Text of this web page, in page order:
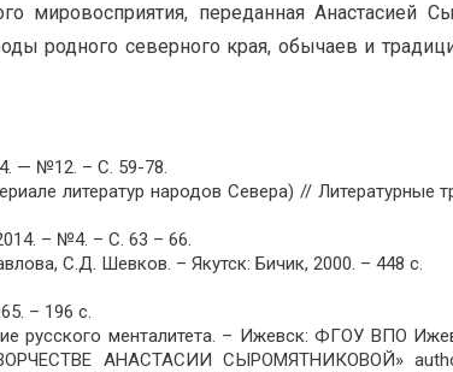
мировосприятия, переданная Анастасией
родного северного края, обычаев и
— №12. – С. 59-78.
литератур народов Севера) // Литературные
– №4. – С. 63 – 66.
С.Д. Шевков. – Якутск: Бичик, 2000. – 448 с.
– 196 с.
русского менталитета. – Ижевск: ФГОУ ВПО
АНАСТАСИИ СЫРОМЯТНИКОВОЙ»